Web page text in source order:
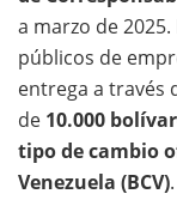
a marzo de
públicos de
entrega a través
de 10.000
tipo de cambio
Venezuela (BCV).